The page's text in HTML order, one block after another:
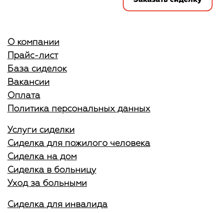
О компании
Прайс-лист
База сиделок
Вакансии
Оплата
Политика персональных данных
Услуги сиделки
Сиделка для пожилого человека
Сиделка на дом
Сиделка в больницу
Уход за больными
Сиделка для инвалида